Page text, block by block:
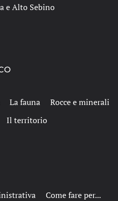
e Alto Sebino
La fauna
Rocce e minerali
Il territorio
Come fare per...